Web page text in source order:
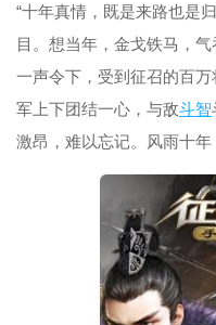
“十年真情，既是来路也是
目。想当年，金戈铁马，
一声令下，受到征召的百
军上下团结一心，与敌斗智
激昂，难以忘记。风雨十年